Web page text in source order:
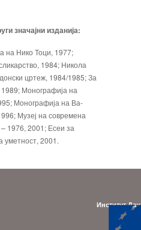
значајни изданија:
на Нико Тоци, 1977;
1984; Никола
цртеж, 1984/1985; За
Монографија на
Монографија на Ва­
Музеј на современа
1976, 2001; Есеи за
уметност, 2001.
Институт